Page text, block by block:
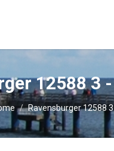
12588 3
Ravensburger 12588